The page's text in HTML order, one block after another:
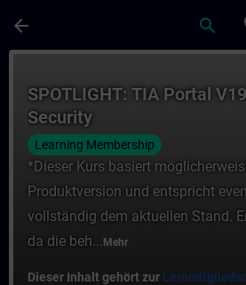
arrow_back search
SPOTLIGHT: TIA Portal
Security
Learning Membership
*Dieser Kurs basiert
Produktversion und entspricht
vollständig dem aktuellen Stand.
da die beh... Mehr
Dieser Inhalt gehört zur